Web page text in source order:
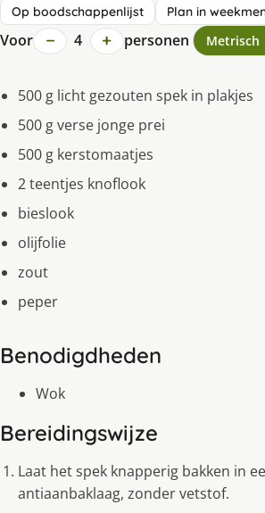
Op boodschappenlijst Plan in
Voor − 4 + personen Metrisch
500 g licht gezouten spek in plakjes
500 g verse jonge prei
500 g kerstomaatjes
2 teentjes knoflook
bieslook
olijfolie
zout
peper
Benodigdheden
Wok
Bereidingswijze
Laat het spek knapperig bakken in
antiaanbaklaag, zonder vetstof.